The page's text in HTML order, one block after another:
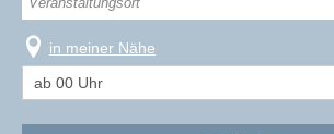
in meiner Nähe